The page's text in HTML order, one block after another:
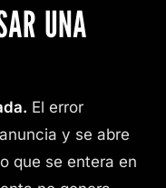
UNA
El error
y se abre
que se entera en